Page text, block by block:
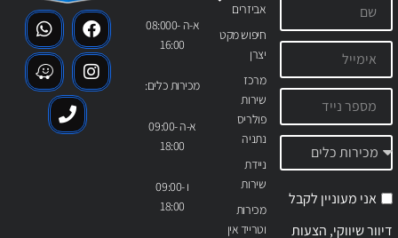
אביזרים
חיפוש מקט
יצרן
מרכז
שירות
פולריס
נתניה
ניידת
שירות
מכירות
וטרייד אין
א-ה 08:000-
16:00
מכירות כלים:
א-ה 09:00-
18:00
ו 09:00-
18:00
אני מעוניין לקבל
דיוור שיווקי, הצעות